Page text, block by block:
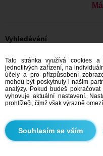
Vyhledávání
On hledá ji: Muži, 24
On hledá ji: Muži, 24 - Česko
On hledá ji: Muži, 24 - Hlavní
On hledá ji: Muži, 24 - Praha
Seznamka Česko
Seznamka Hlavní město Praha
Seznamka Praha
Tato stránka využívá cookies
jednotlivých zařízení, na
účely a pro přizpůsobení
mohou být poskytnuty i našim
analýzy. Pokud budeš
vyhovuje aktuální nastavení.
prohlížeči, čímž však výrazně